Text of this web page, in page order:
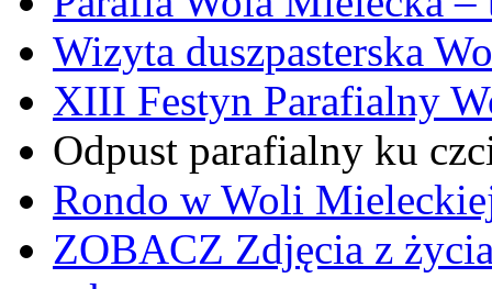
Wizyta duszpasterska
XIII Festyn Parafialny
Odpust parafialny ku
Rondo w Woli
ZOBACZ Zdjęcia z